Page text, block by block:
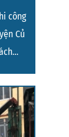
công
Củ